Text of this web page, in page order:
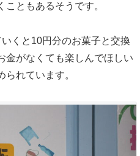
ともあるそうです。
くと10円分のお菓子と交換
金がなくても楽しんでほしい
れています。